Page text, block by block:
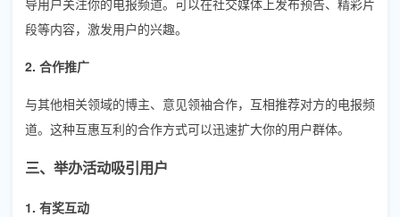
段等内容，激发用户的兴趣。
2. 合作推广
与其他相关领域的博主、意见领袖合作，互相推荐对方的电报频
道。这种互惠互利的合作方式可以迅速扩大你的用户群体。
三、举办活动吸引用户
1. 有奖互动